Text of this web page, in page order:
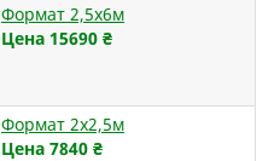
Формат 2,5х6м
Цена 15690 ₴
Формат 2х2,5м
Цена 7840 ₴